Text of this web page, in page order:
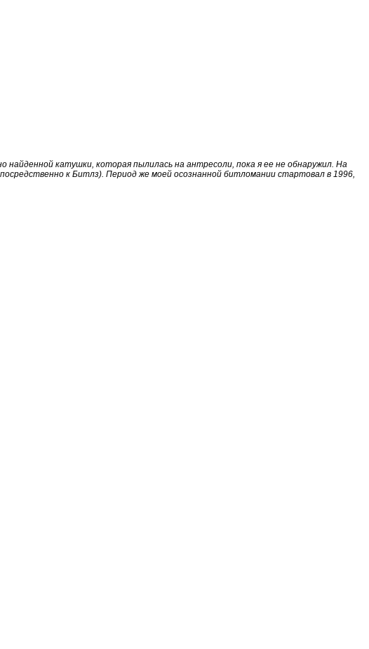
найденной катушки, которая пылилась на антресоли, пока я ее не обнаружил. На
к Битлз). Период же моей осознанной битломании стартовал в 1996,